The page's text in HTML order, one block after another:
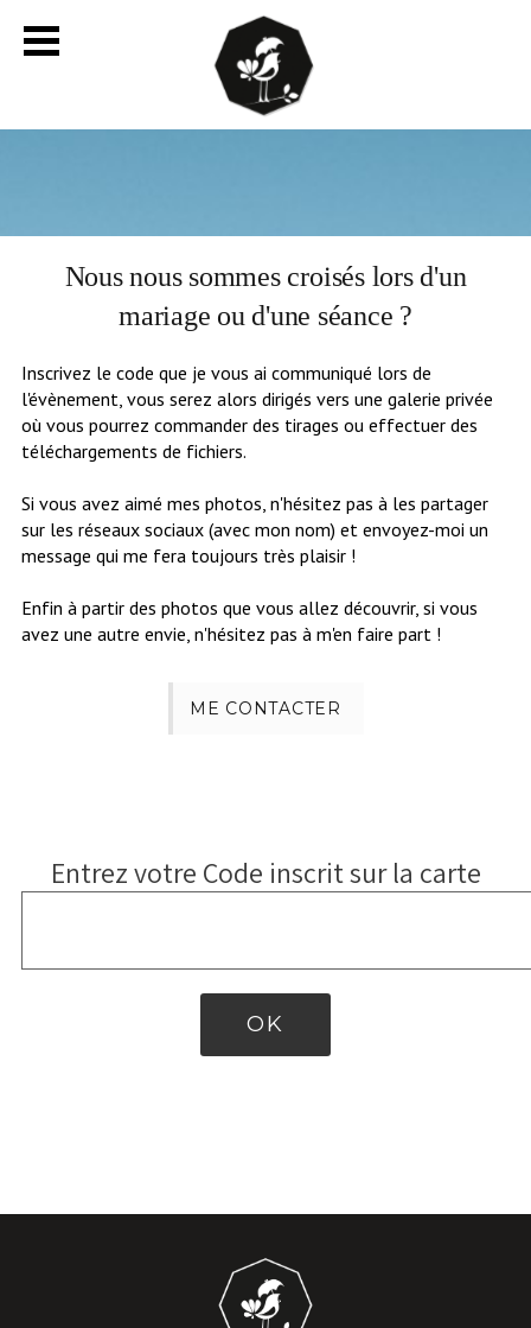
Nous nous sommes croisés lors d'un
mariage ou d'une séance ?
Inscrivez le code que je vous ai communiqué lors de
l'évènement, vous serez alors dirigés vers une galerie privée
où vous pourrez commander des tirages ou effectuer des
téléchargements de fichiers.
Si vous avez aimé mes photos, n'hésitez pas à les partager
sur les réseaux sociaux (avec mon nom) et envoyez-moi un
message qui me fera toujours très plaisir !
Enfin à partir des photos que vous allez découvrir, si vous
avez une autre envie, n'hésitez pas à m'en faire part !
ME CONTACTER
Entrez votre Code inscrit sur la carte